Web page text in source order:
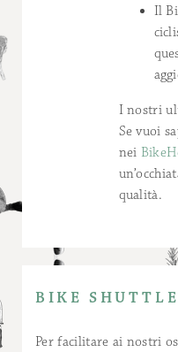
Il
I nostri
Se vuoi
nei
qualità.
BIKE SHUTTLE
Per facilitare ai nostri